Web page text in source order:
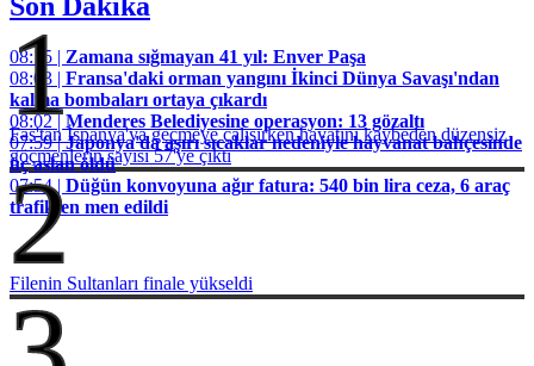
08:15 | Zamana sığmayan 41 yıl: Enver Paşa
08:03 | Fransa'daki orman yangını İkinci Dünya Savaşı'ndan
kalma bombaları ortaya çıkardı
08:02 |Menderes Belediyesine operasyon: 13 gözaltı
07:59 |Japonya'da aşırı sıcaklar nedeniyle hayvanat bahçesinde
üç aslan öldü
07:54 | Düğün konvoyuna ağır fatura: 540 bin lira ceza, 6 araç
trafikten men edildi
1
Fas'tan İspanya'ya geçmeye çalışırken hayatını kaybeden düzensiz
göçmenlerin sayısı 57'ye çıktı
2
Filenin Sultanları finale yükseldi